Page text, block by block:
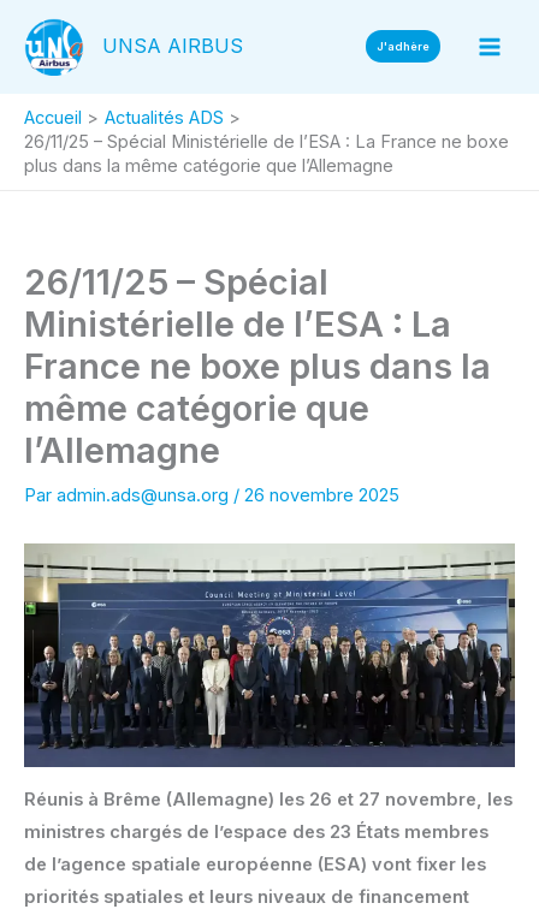
contenu
UNSA AIRBUS J'adhère
Accueil
Actualités ADS
26/11/25 – Spécial Ministérielle de l’ESA : La France ne boxe
plus dans la même catégorie que l’Allemagne
26/11/25 – Spécial
Ministérielle de l’ESA : La
France ne boxe plus dans la
même catégorie que
l’Allemagne
Par admin.ads@unsa.org / 26 novembre 2025
Réunis à Brême (Allemagne) les 26 et 27 novembre, les
ministres chargés de l’espace des 23 États membres
de l’agence spatiale européenne (ESA) vont fixer les
priorités spatiales et leurs niveaux de financement